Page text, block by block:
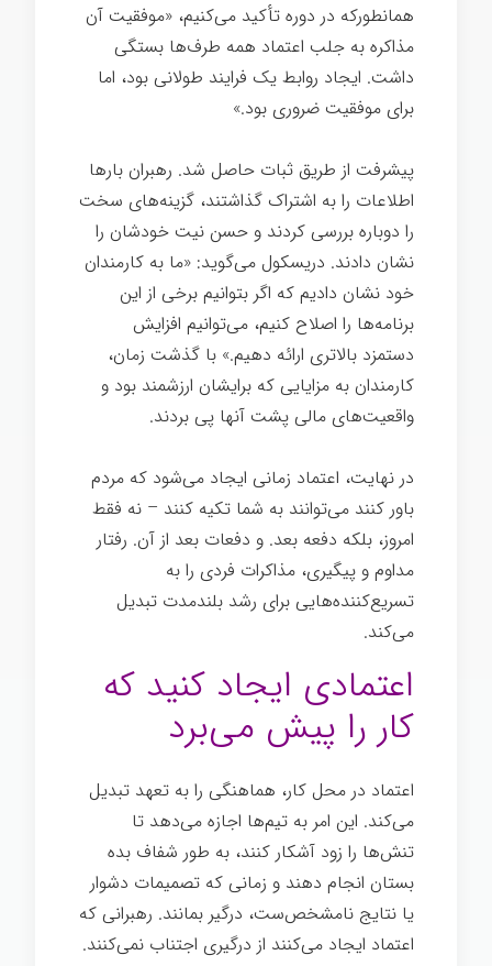
همانطورکه در دوره تأکید می‌کنیم، «موفقیت آن
مذاکره به جلب اعتماد همه طرف‌ها بستگی
داشت. ایجاد روابط یک فرایند طولانی بود، اما
برای موفقیت ضروری بود.»
پیشرفت از طریق ثبات حاصل شد. رهبران بارها
اطلاعات را به اشتراک گذاشتند، گزینه‌های سخت
را دوباره بررسی کردند و حسن نیت خودشان را
نشان دادند. دریسکول می‌گوید: «ما به کارمندان
خود نشان دادیم که اگر بتوانیم برخی از این
برنامه‌ها را اصلاح کنیم، می‌توانیم افزایش
دستمزد بالاتری ارائه دهیم.» با گذشت زمان،
کارمندان به مزایایی که برایشان ارزشمند بود و
واقعیت‌های مالی پشت آنها پی بردند.
در نهایت، اعتماد زمانی ایجاد می‌شود که مردم
باور کنند می‌توانند به شما تکیه کنند – نه فقط
امروز، بلکه دفعه بعد. و دفعات بعد از آن. رفتار
مداوم و پیگیری، مذاکرات فردی را به
تسریع‌کننده‌هایی برای رشد بلندمدت تبدیل
می‌کند.
اعتمادی ایجاد کنید که
کار را پیش می‌برد
اعتماد در محل کار، هماهنگی را به تعهد تبدیل
می‌کند. این امر به تیم‌ها اجازه می‌دهد تا
تنش‌ها را زود آشکار کنند، به طور شفاف بده
بستان انجام دهند و زمانی که تصمیمات دشوار
یا نتایج نامشخص‌ست، درگیر بمانند. رهبرانی که
اعتماد ایجاد می‌کنند از درگیری اجتناب نمی‌کنند.